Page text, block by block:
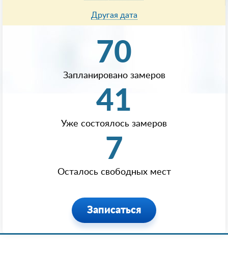
Другая дата
70
Запланировано замеров
41
Уже состоялось замеров
7
Осталось свободных мест
Записаться